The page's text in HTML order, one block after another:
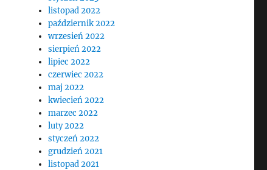
listopad 2022
październik 2022
wrzesień 2022
sierpień 2022
lipiec 2022
czerwiec 2022
maj 2022
kwiecień 2022
marzec 2022
luty 2022
styczeń 2022
grudzień 2021
listopad 2021